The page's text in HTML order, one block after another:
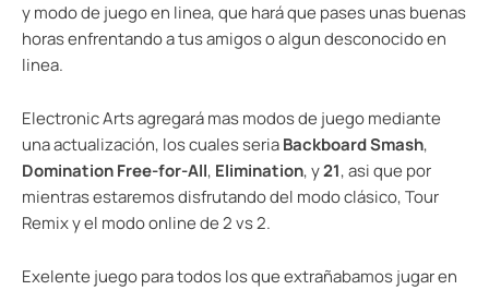
y modo de juego en linea, que hará que pases unas buenas
horas enfrentando a tus amigos o algun desconocido en
linea.
Electronic Arts agregará mas modos de juego mediante
una actualización, los cuales seriaBackboard Smash,
Domination Free-for-All, Elimination, y21, asi que por
mientras estaremos disfrutando del modo clásico, Tour
Remix y el modo online de 2 vs 2.
Exelente juego para todos los que extrañabamos jugar en